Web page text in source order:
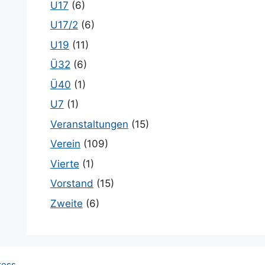
U17 (6)
U17/2 (6)
U19 (11)
Ü32 (6)
Ü40 (1)
U7 (1)
Veranstaltungen (15)
Verein (109)
Vierte (1)
Vorstand (15)
Zweite (6)